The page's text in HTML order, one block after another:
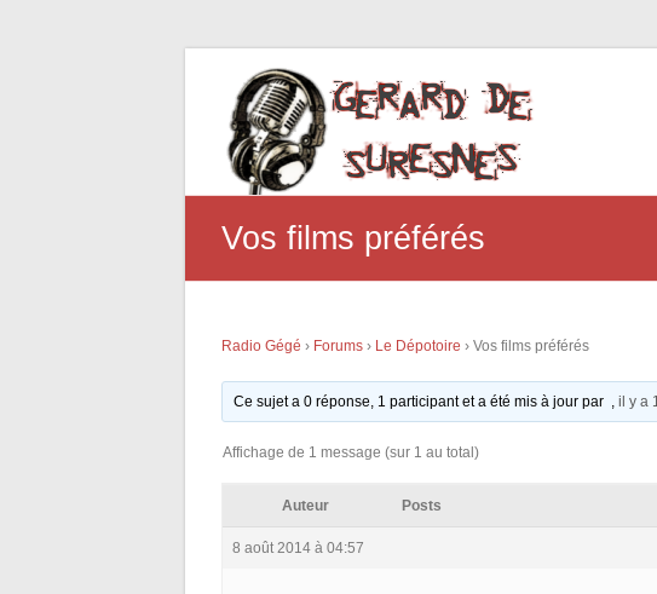
Vos films préférés
Radio Gégé › Forums › Le Dépotoire › Vos films préférés
Ce sujet a 0 réponse, 1 participant et a été mis à jour par ,il y a
Affichage de 1 message (sur 1 au total)
Auteur Posts
8 août 2014 à 04:57